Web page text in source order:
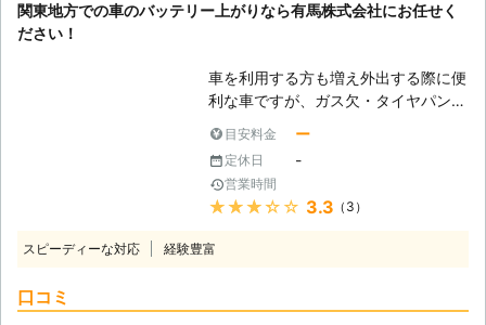
た状態でエアコンを使いすぎてしまっ
ッテリーの劣化 上記がバッテリー上
がりの原因となる、事象です。「あ
っ！これが原因かも！」という例は、
ありましたでしょうか。このような状
況を避けるためにも、参考にしてみて
くださいませ。 ●ジャンプスタート
による復旧！適切な作業で迅速に車を
動かします 弊社はお客様の車を、ジ
とは、車にエンジンを動かす程度の電
関東地方での車のバッテリー上がりなら有馬株式会社にお任せく
ださい！
車を利用する方も増え外出する際に便
利な車ですが、ガス欠・タイヤパン
るトラブルは多いです。 その中でも
車のバッテリー上がりに関する問題
は、依頼数の最も多いトラブルです。
外出先で突然エンジンが動かなくなっ
急にそのようなトラブルが発生してし
目安料金 ー
定休日 -
営業時間
★★★★★ 3.3 （3）
スピーディーな対応 経験豊富
口コミ